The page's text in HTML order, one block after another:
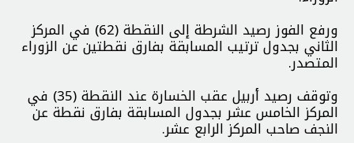
ورفع الفوز رصيد الشرطة إلى النقطة (62) في المركز
الثاني بجدول ترتيب المسابقة بفارق نقطتين عن الزوراء
المتصدر.
وتوقف رصيد أربيل عقب الخسارة عند النقطة (35) في
المركز الخامس عشر بجدول المسابقة بفارق نقطة عن
النجف صاحب المركز الرابع عشر.